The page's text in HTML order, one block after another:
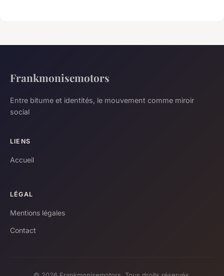
Frankmonisemotors
Entre bitume et identités, le mouvement comme miroir
social
LIENS
Accueil
LÉGAL
Mentions légales
Contact